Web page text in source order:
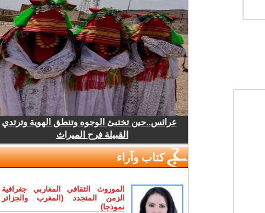
عرائس..حين تختبئ الوجوه وتنطق الهوية وترتدي
القبيلة فرح الميراث
كتاب وآراء
الموروث الثقافي المغاربي جغرافية
الزمن المتجدد (المغرب والجزائر
نموذجا)